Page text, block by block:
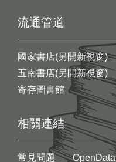
流通管道
國家書店(另開新視窗)
五南書店(另開新視窗)
寄存圖書館
相關連結
常見問題
OpenData